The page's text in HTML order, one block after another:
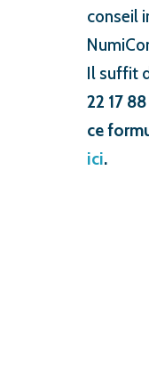
conseil
Il suffit
22 17 88
ce
ici.